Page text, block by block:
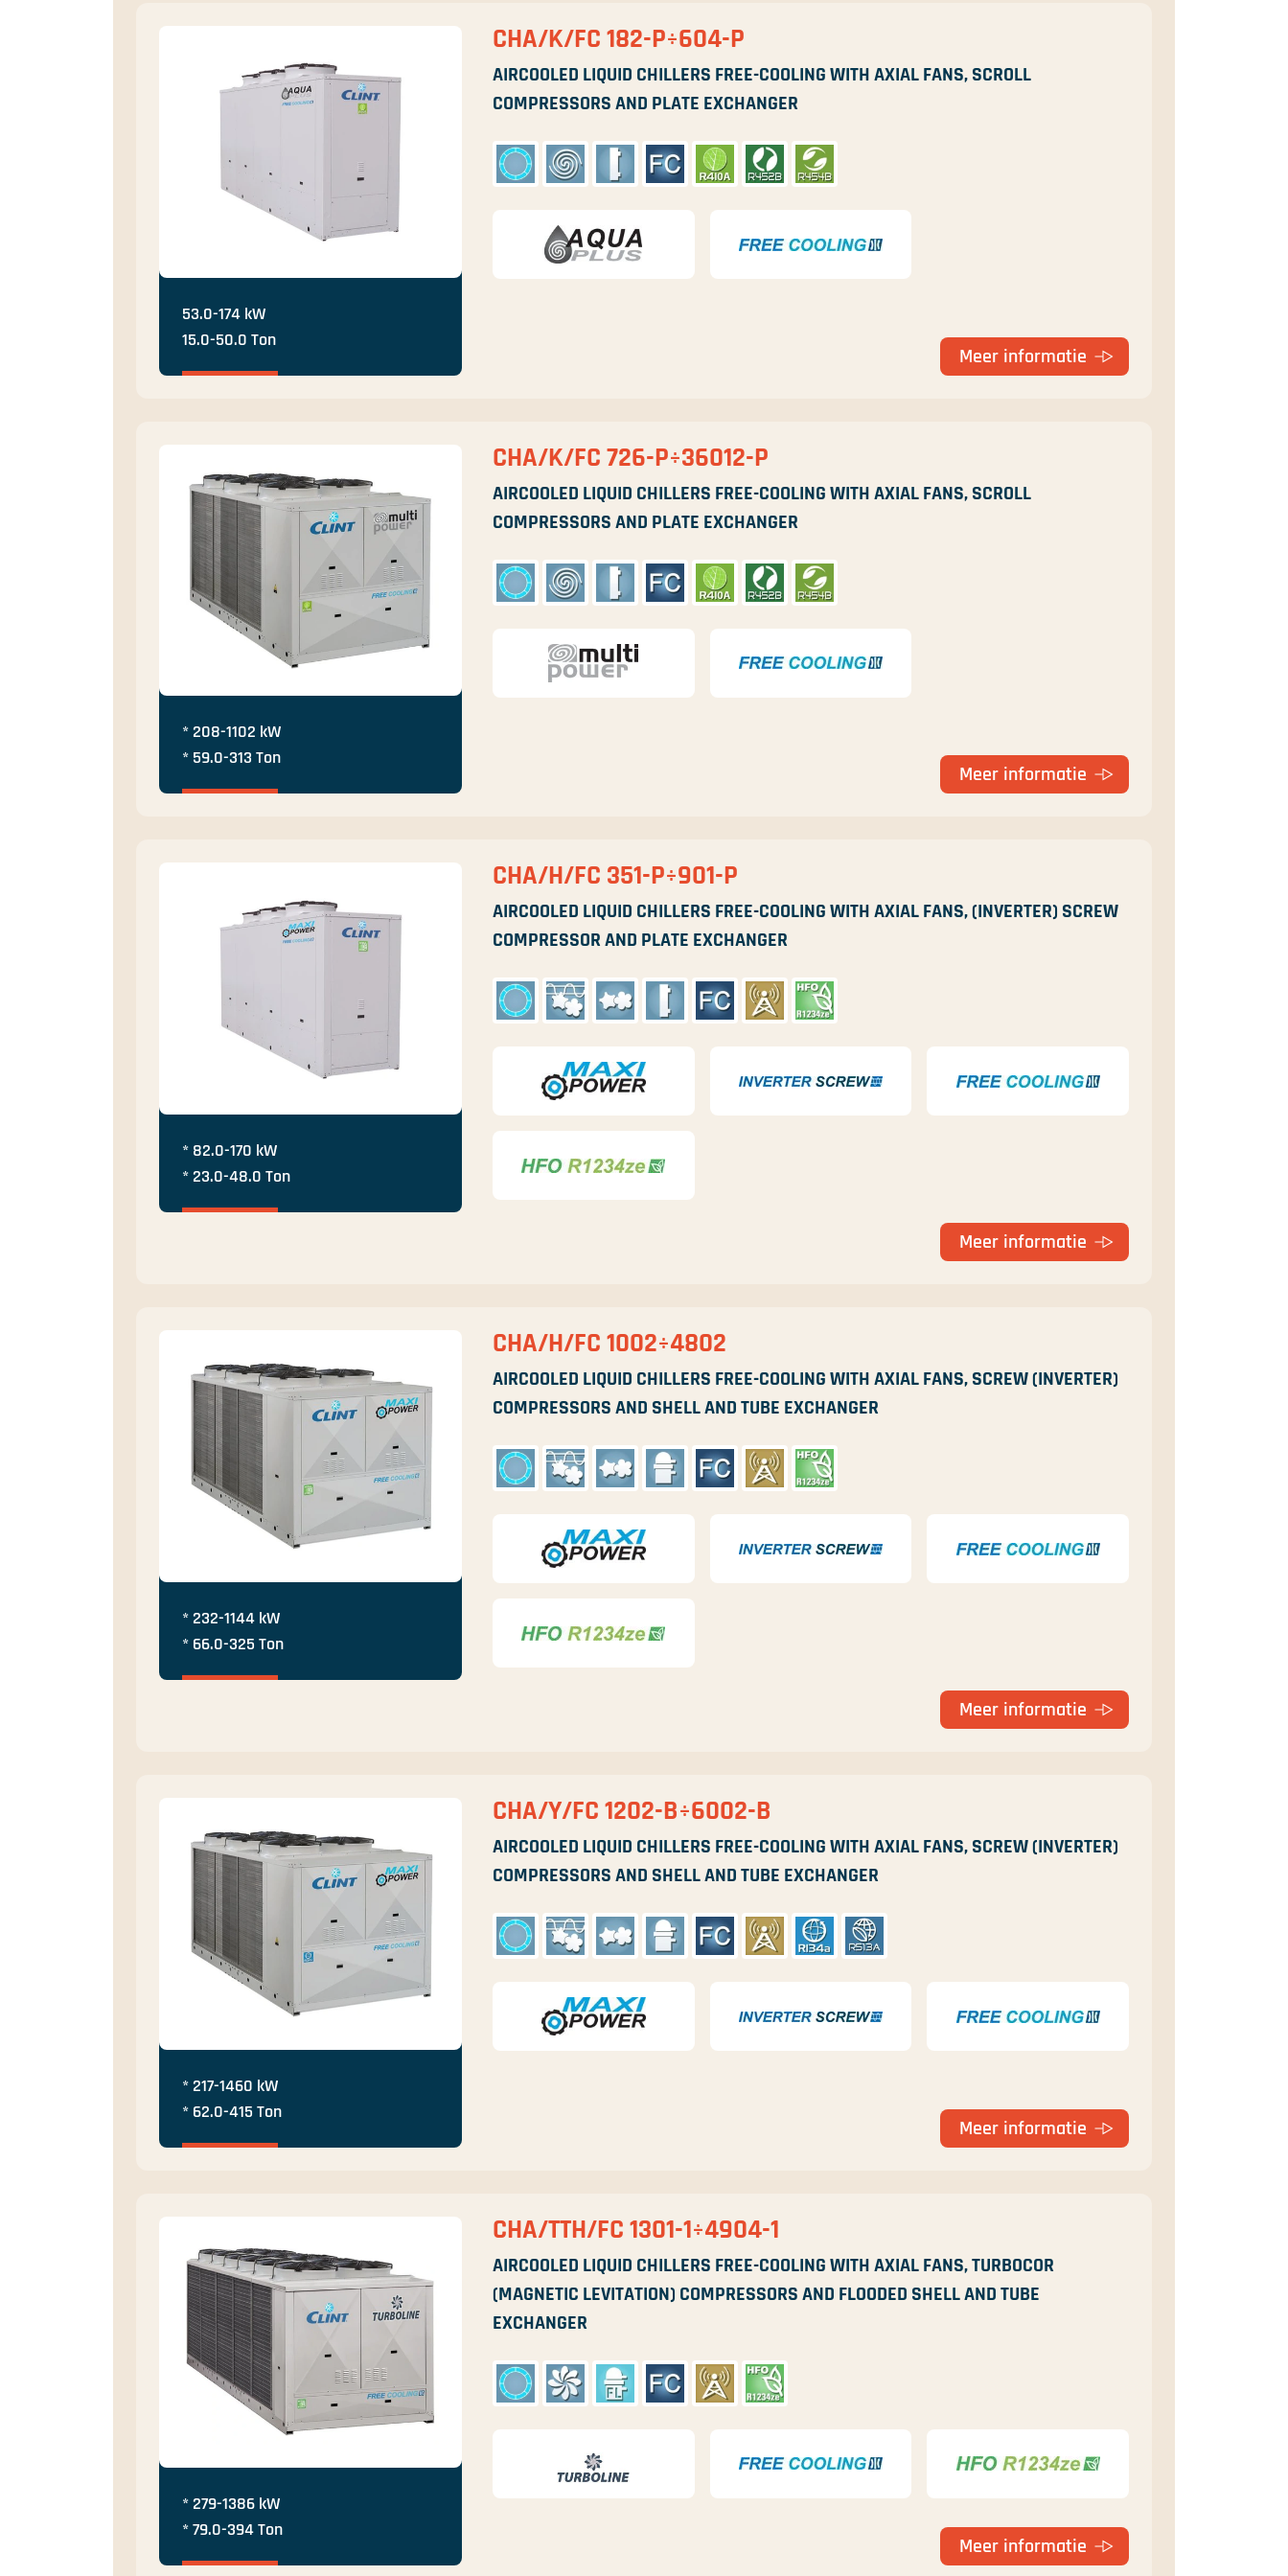
53.0-174 kW
15.0-50.0 Ton
CHA/K/FC 182-P÷604-P
AIRCOOLED LIQUID CHILLERS FREE-COOLING WITH AXIAL FANS, SCROLL
COMPRESSORS AND PLATE EXCHANGER
Meer informatie
* 208-1102 kW
* 59.0-313 Ton
CHA/K/FC 726-P÷36012-P
AIRCOOLED LIQUID CHILLERS FREE-COOLING WITH AXIAL FANS, SCROLL
COMPRESSORS AND PLATE EXCHANGER
Meer informatie
* 82.0-170 kW
* 23.0-48.0 Ton
CHA/H/FC 351-P÷901-P
AIRCOOLED LIQUID CHILLERS FREE-COOLING WITH AXIAL FANS, (INVERTER) SCREW
COMPRESSOR AND PLATE EXCHANGER
Meer informatie
* 232-1144 kW
* 66.0-325 Ton
CHA/H/FC 1002÷4802
AIRCOOLED LIQUID CHILLERS FREE-COOLING WITH AXIAL FANS, SCREW (INVERTER)
COMPRESSORS AND SHELL AND TUBE EXCHANGER
Meer informatie
* 217-1460 kW
* 62.0-415 Ton
CHA/Y/FC 1202-B÷6002-B
AIRCOOLED LIQUID CHILLERS FREE-COOLING WITH AXIAL FANS, SCREW (INVERTER)
COMPRESSORS AND SHELL AND TUBE EXCHANGER
Meer informatie
* 279-1386 kW
* 79.0-394 Ton
CHA/TTH/FC 1301-1÷4904-1
AIRCOOLED LIQUID CHILLERS FREE-COOLING WITH AXIAL FANS, TURBOCOR
(MAGNETIC LEVITATION) COMPRESSORS AND FLOODED SHELL AND TUBE
EXCHANGER
Meer informatie